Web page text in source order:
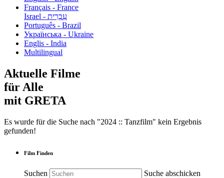
Français - France
עִבְרִית - Israel
Português - Brazil
Українська - Ukraine
Englis - India
Multilingual
Aktuelle Filme
für Alle
mit GRETA
Es wurde für die Suche nach "2024 :: Tanzfilm" kein Ergebnis
gefunden!
Film Finden
Suchen Suche abschicken